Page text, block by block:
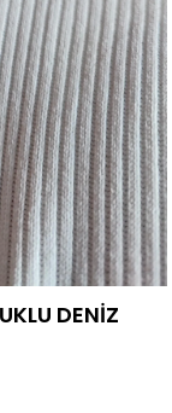
DENİZ